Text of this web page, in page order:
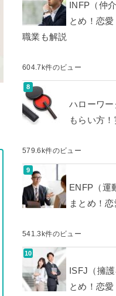
INFP（仲
とめ！恋
職業も解説
604.7k件のビュー
ハローワ
もらい方
579.6k件のビュー
ENFP（運
まとめ！
541.3k件のビュー
ISFJ（擁
とめ！恋